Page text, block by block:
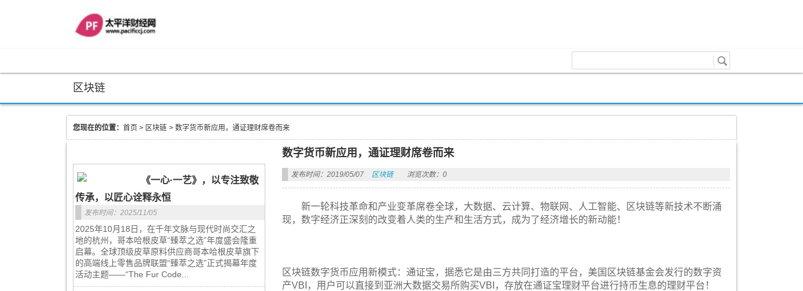
区块链
您现在的位置： 首页 > 区块链 > 数字货币新应用，通证理财席卷而来
《一心·一艺》，以专注致敬
传承，以匠心诠释永恒
发布时间：2025/11/05
2025年10月18日，在千年文脉与现代时尚交汇之
地的杭州，哥本哈根皮草“臻萃之选”年度盛会隆重
启幕。全球顶级皮草原料供应商哥本哈根皮草旗下
的高端线上零售品牌联盟“臻萃之选”正式揭幕年度
活动主题——“The Fur Code...
数字货币新应用，通证理财席卷而来
发布时间：2019/05/07 区块链 浏览次数：0
新一轮科技革命和产业变革席卷全球，大数据、云计算、物联网、人工智能、区块链等新技术不断涌
现，数字经济正深刻的改变着人类的生产和生活方式，成为了经济增长的新动能！
区块链数字货币应用新模式：通证宝，据悉它是由三方共同打造的平台，美国区块链基金会发行的数字资
产VBI，用户可以直接到亚洲大数据交易所购买VBI，存放在通证宝理财平台进行持币生息的理财平台！